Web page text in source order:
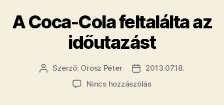
A Coca-Cola feltalálta az
időutazást
Bejegyzés
szerzője
Szerző: Orosz Péter
Bejegyzés
dátuma
2013.07.18.
Nincs hozzászólása(z)